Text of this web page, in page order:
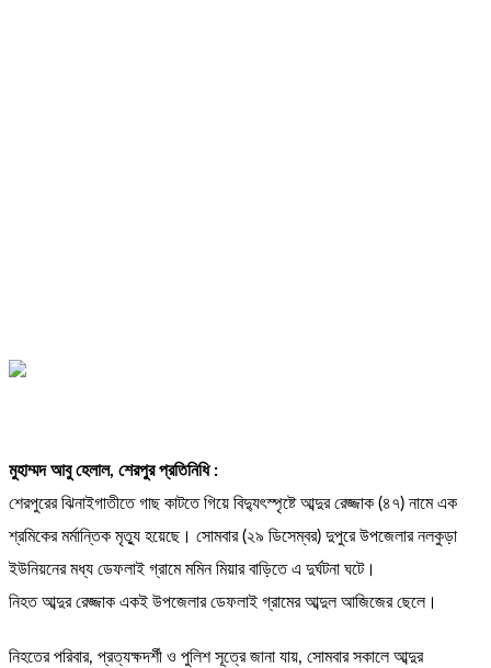
মুহাম্মদ আবু হেলাল, শেরপুর প্রতিনিধি :
শেরপুরের ঝিনাইগাতীতে গাছ কাটতে গিয়ে বিদ্যুৎস্পৃষ্টে আব্দুর রেজ্জাক (৪৭) নামে এক
শ্রমিকের মর্মান্তিক মৃত্যু হয়েছে। সোমবার (২৯ ডিসেম্বর) দুপুরে উপজেলার নলকুড়া
ইউনিয়নের মধ্য ডেফলাই গ্রামে মমিন মিয়ার বাড়িতে এ দুর্ঘটনা ঘটে।
নিহত আব্দুর রেজ্জাক একই উপজেলার ডেফলাই গ্রামের আব্দুল আজিজের ছেলে।
নিহতের পরিবার, প্রত্যক্ষদর্শী ও পুলিশ সূত্রে জানা যায়, সোমবার সকালে আব্দুর